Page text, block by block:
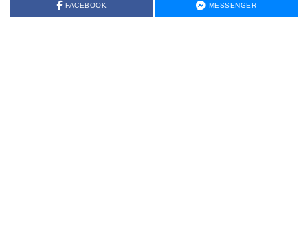
FACEBOOK MESSENGER